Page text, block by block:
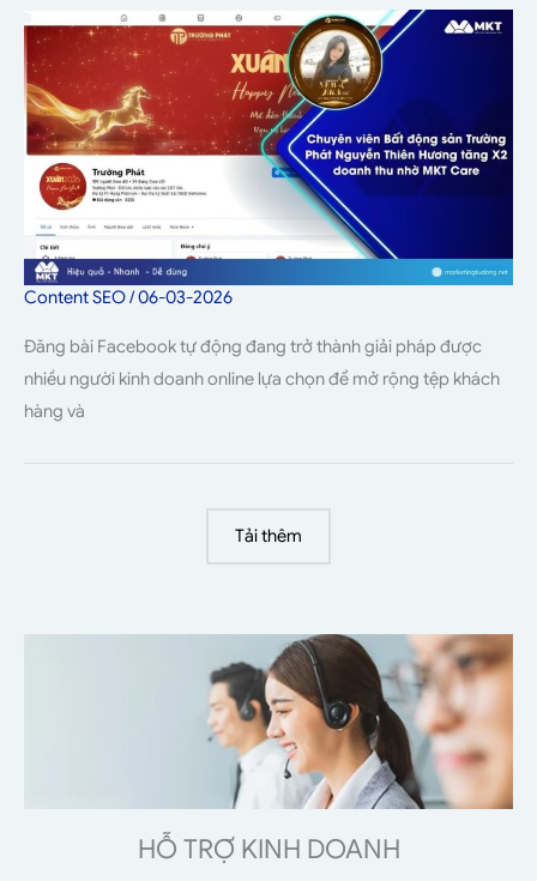
Content SEO/06-03-2026
Đăng bài Facebook tự động đang trở thành giải pháp được
nhiều người kinh doanh online lựa chọn để mở rộng tệp khách
hàng và
Tải thêm
HỖ TRỢ KINH DOANH